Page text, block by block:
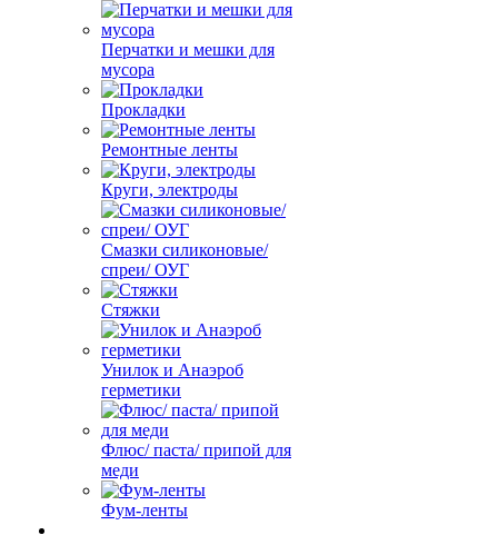
Перчатки и мешки для
мусора
Прокладки
Ремонтные ленты
Круги, электроды
Смазки силиконовые/
спреи/ ОУГ
Стяжки
Унилок и Анаэроб
герметики
Флюс/ паста/ припой для
меди
Фум-ленты